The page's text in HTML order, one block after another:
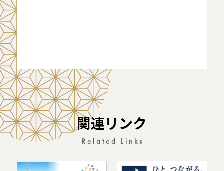
関連リンク
Related Links